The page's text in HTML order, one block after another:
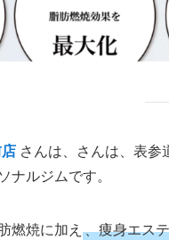
さんは、さんは、表参
ナルジムです。
燃焼に加え 、痩身エス